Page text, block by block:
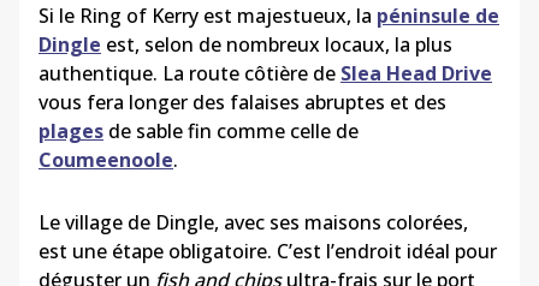
Si le Ring of Kerry est majestueux, la péninsule de
Dingle est, selon de nombreux locaux, la plus
authentique. La route côtière de Slea Head Drive
vous fera longer des falaises abruptes et des
plages de sable fin comme celle de
Coumeenoole.
Le village de Dingle, avec ses maisons colorées,
est une étape obligatoire. C’est l’endroit idéal pour
déguster un fish and chipsultra-frais sur le port